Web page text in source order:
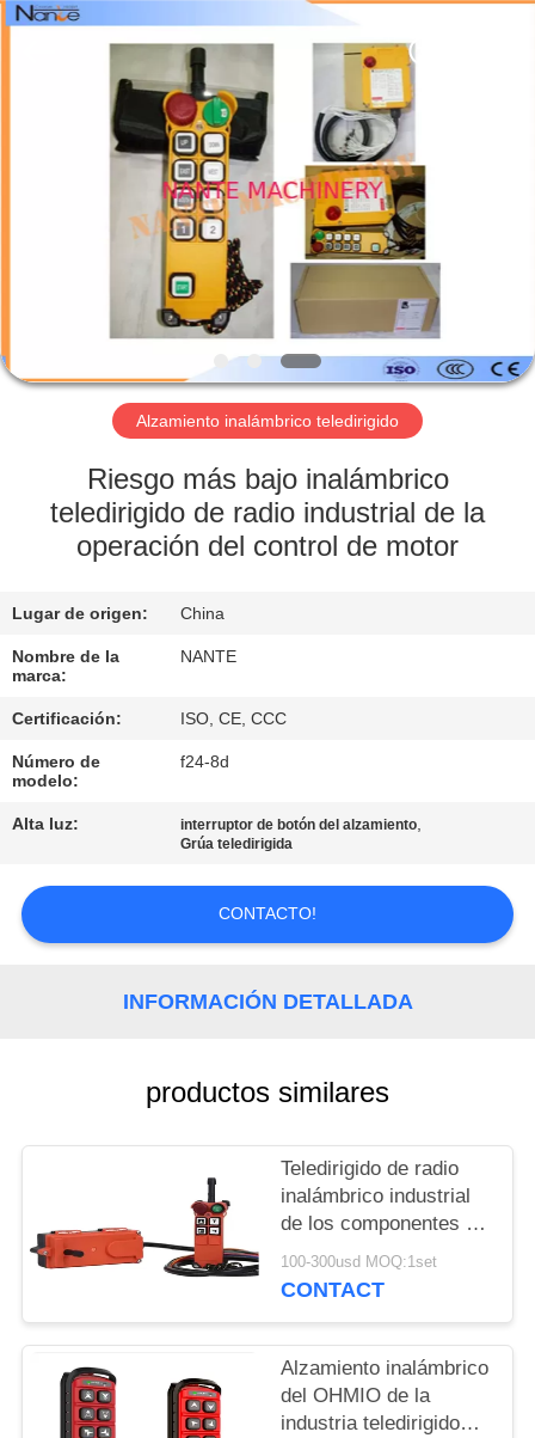
PRODUCTOS
NOSOTROS
VISITA
FÁBRICA
DE
CALIDAD
CONTÁCTENOS
SOLICITAR
COTIZACIÓN
SITIO
PRIVACY
POLICY
Shaoxing
Nante
Alzamiento inalámbrico teledirigido
Riesgo más bajo inalámbrico
teledirigido de radio industrial de la
operación del control de motor
Lugar de origen: China
Nombre de la
marca:
NANTE
Certificación: ISO, CE, CCC
Número de
modelo:
f24-8d
Alta luz: interruptor de botón del alzamiento,
Grúa teledirigida
CONTACTO!
INFORMACIÓN DETALLADA
productos similares
Teledirigido de radio
inalámbrico industrial
de los componentes de
la grúa móvil de F21-6s
100-300usd MOQ:1set
CONTACT
Alzamiento inalámbrico
del OHMIO de la
industria teledirigido